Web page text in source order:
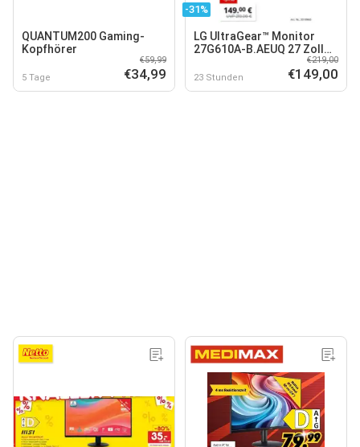
QUANTUM200 Gaming-
Kopfhörer
5 Tage
€59,99
€34,99
-31%
LG UltraGear™ Monitor
27G610A-B.AEUQ 27 Zoll
23 Stunden
€219,00
€149,00